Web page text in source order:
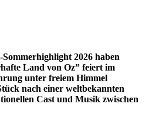
2026 haben
Land von Oz” feiert im
unter freiem Himmel
nach einer weltbekannten
Cast und Musik zwischen